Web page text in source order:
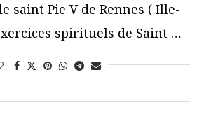
saint Pie V de Rennes ( Ille-
spirituels de Saint …